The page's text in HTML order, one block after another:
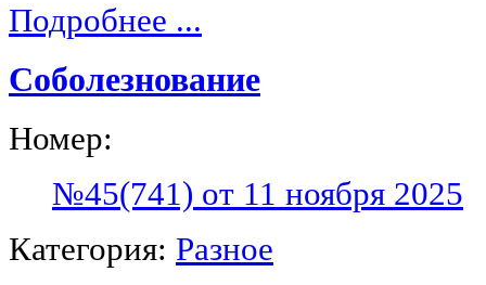
Подробнее ...
Соболезнование
Номер:
№45(741) от 11 ноября 2025
Категория: Разное